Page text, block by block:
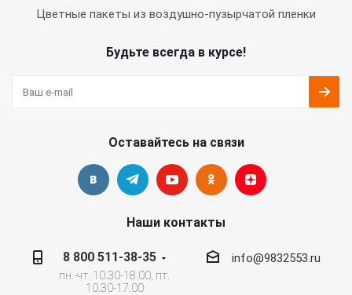
Цветные пакеты из воздушно-пузырчатой пленки
Будьте всегда в курсе!
Оставайтесь на связи
Наши контакты
8 800 511-38-35
пн.-чт. 10.30-18.00, пт.
10.30-17.00
info@9832553.ru